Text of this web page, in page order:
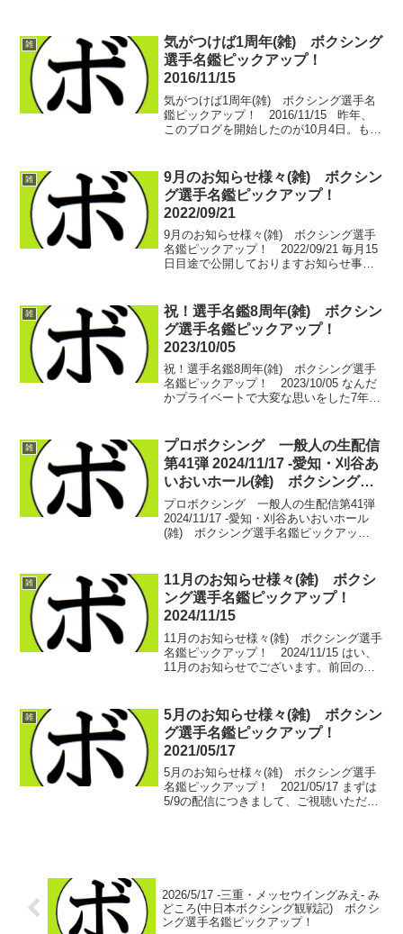
雑
気がつけば1周年(雑) ボクシング
選手名鑑ピックアップ！
2016/11/15
気がつけば1周年(雑) ボクシング選手名
鑑ピックアップ！ 2016/11/15 昨年、
このブログを開始したのが10月4日。もう
いただいたり、心強いサポートをして...
雑
9月のお知らせ様々(雑) ボクシン
グ選手名鑑ピックアップ！
2022/09/21
9月のお知らせ様々(雑) ボクシング選手
名鑑ピックアップ！ 2022/09/21 毎月15
日目途で公開しておりますお知らせ事項
ざいますが、以下の4興行での配信が決ま
って...
雑
祝！選手名鑑8周年(雑) ボクシン
グ選手名鑑ピックアップ！
2023/10/05
祝！選手名鑑8周年(雑) ボクシング選手
名鑑ピックアップ！ 2023/10/05 なんだ
かプライベートで大変な思いをした7年
なんやありまして…。選手名鑑のページ
作成に...
雑
プロボクシング 一般人の生配信
第41弾 2024/11/17 -愛知・刈谷あ
いおいホール(雑) ボクシング選
手名鑑ピックアップ！
プロボクシング 一般人の生配信第41弾
2024/11/17 -愛知・刈谷あいおいホール
(雑) ボクシング選手名鑑ピックアッ
信を終了いたします。この日が配信...
雑
11月のお知らせ様々(雑) ボクシ
ング選手名鑑ピックアップ！
2024/11/15
11月のお知らせ様々(雑) ボクシング選手
名鑑ピックアップ！ 2024/11/15 はい、
11月のお知らせでございます。前回のお
おしゃべり付きサブ配信) ■試合別...
雑
5月のお知らせ様々(雑) ボクシン
グ選手名鑑ピックアップ！
2021/05/17
5月のお知らせ様々(雑) ボクシング選手
名鑑ピックアップ！ 2021/05/17 まずは
5/9の配信につきまして、ご視聴いただき
2026/5/17 -三重・メッセウイングみえ- み
どころ(中日本ボクシング観戦記) ボクシ
ング選手名鑑ピックアップ！